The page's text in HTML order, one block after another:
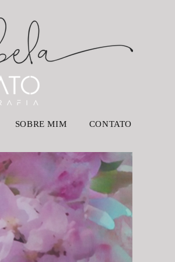
SOBRE MIM CONTATO